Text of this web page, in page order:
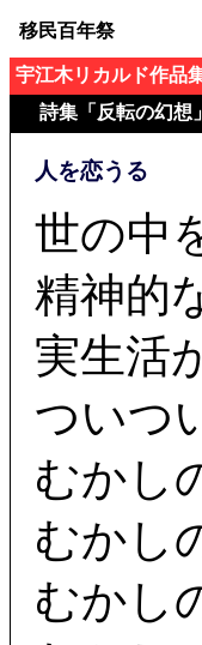
移民百年祭
宇江木リカルド作品
詩集「反転の幻想」
人を恋うる
世の中
精神的
実生活
ついつ
むかし
むかし
むかし